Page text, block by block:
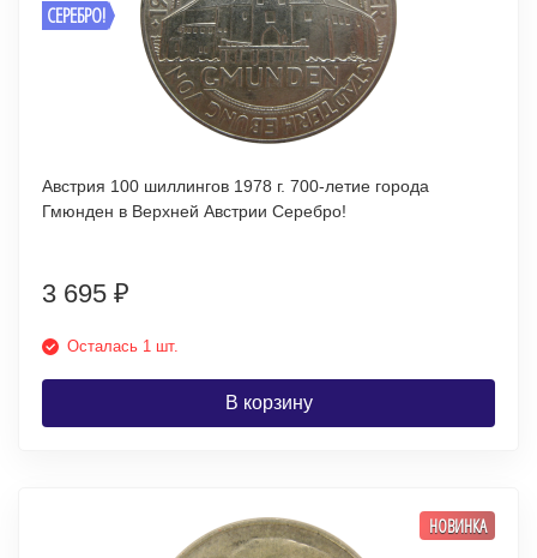
СЕРЕБРО!
Австрия 100 шиллингов 1978 г. 700-летие города
Гмюнден в Верхней Австрии Серебро!
3 695 ₽
Осталась 1 шт.
В корзину
НОВИНКА